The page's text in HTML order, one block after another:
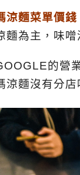
涼麵菜單價錢
麵為主，味
的營
涼麵沒有分店